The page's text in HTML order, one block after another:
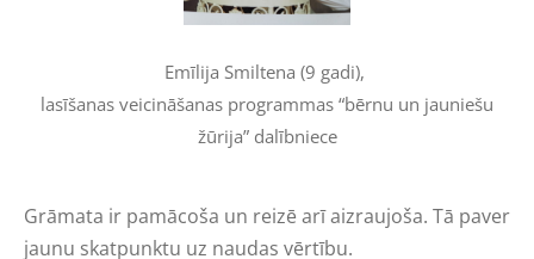
Emīlija Smiltena (9 gadi),
lasīšanas veicināšanas programmas “bērnu un jauniešu
žūrija” dalībniece
Grāmata ir pamācoša un reizē arī aizraujoša. Tā paver
jaunu skatpunktu uz naudas vērtību.